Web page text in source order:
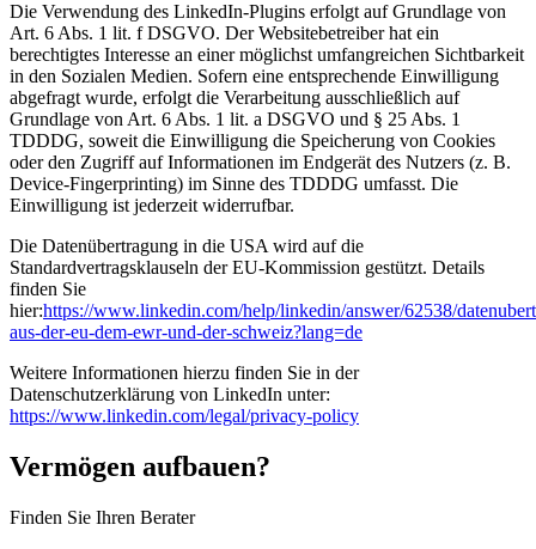
Die Verwendung des LinkedIn-Plugins erfolgt auf Grundlage von
Art. 6 Abs. 1 lit. f DSGVO. Der Websitebetreiber hat ein
berechtigtes Interesse an einer möglichst umfangreichen Sichtbarkeit
in den Sozialen Medien. Sofern eine entsprechende Einwilligung
abgefragt wurde, erfolgt die Verarbeitung ausschließlich auf
Grundlage von Art. 6 Abs. 1 lit. a DSGVO und § 25 Abs. 1
TDDDG, soweit die Einwilligung die Speicherung von Cookies
oder den Zugriff auf Informationen im Endgerät des Nutzers (z. B.
Device-Fingerprinting) im Sinne des TDDDG umfasst. Die
Einwilligung ist jederzeit widerrufbar.
Die Datenübertragung in die USA wird auf die
Standardvertragsklauseln der EU-Kommission gestützt. Details
finden Sie
hier:https://www.linkedin.com/help/linkedin/answer/62538/
aus-der-eu-dem-ewr-und-der-schweiz?lang=de
Weitere Informationen hierzu finden Sie in der
Datenschutzerklärung von LinkedIn unter:
https://www.linkedin.com/legal/privacy-policy
Vermögen aufbauen?
Finden Sie Ihren Berater